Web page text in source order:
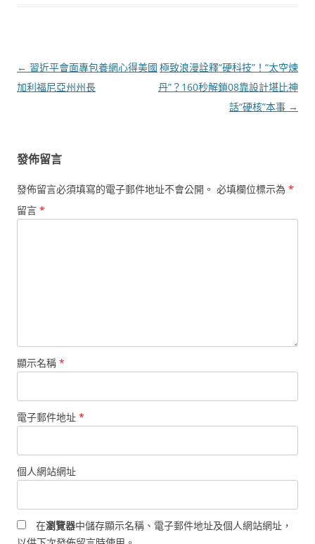
文
章
← 習近平會面專包養網心得美國
加利福尼亞州州長
極致浪漫詮釋“硬科技”！“太空煉
丹”？160秒解鎖08靠設計堪比神
話“硬核”本事 →
發佈留言
發佈留言必須填寫的電子郵件地址不會公開。 必填欄位標示為 *
留言 *
顯示名稱 *
電子郵件地址 *
個人網站網址
在瀏覽器中儲存顯示名稱、電子郵件地址及個人網站網址，